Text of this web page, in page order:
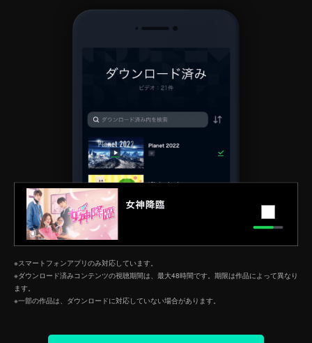
※スマートフォンアプリのみ対応しています。
※ダウンロード済みコンテンツの視聴期間は、最大48時間です。期限は作品によって異なり
ます。
※一部の作品は、ダウンロードに対応していない場合があります。